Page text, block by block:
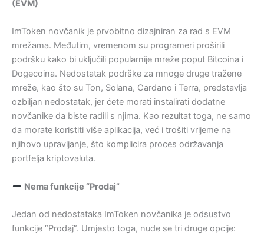
(EVM)
ImToken novčanik je prvobitno dizajniran za rad s EVM
mrežama. Međutim, vremenom su programeri proširili
podršku kako bi uključili popularnije mreže poput Bitcoina i
Dogecoina. Nedostatak podrške za mnoge druge tražene
mreže, kao što su Ton, Solana, Cardano i Terra, predstavlja
ozbiljan nedostatak, jer ćete morati instalirati dodatne
novčanike da biste radili s njima. Kao rezultat toga, ne samo
da morate koristiti više aplikacija, već i trošiti vrijeme na
njihovo upravljanje, što komplicira proces održavanja
portfelja kriptovaluta.
Nema funkcije “Prodaj”
Jedan od nedostataka ImToken novčanika je odsustvo
funkcije “Prodaj”. Umjesto toga, nude se tri druge opcije: